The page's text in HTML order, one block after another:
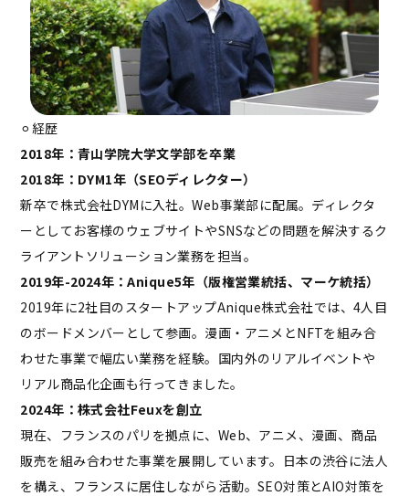
⚪︎経歴
2018年：青山学院大学文学部を卒業
2018年：DYM1年（SEOディレクター）
新卒で株式会社DYMに入社。Web事業部に配属。ディレクタ
ーとしてお客様のウェブサイトやSNSなどの問題を解決するク
ライアントソリューション業務を担当。
2019年-2024年：Anique5年（版権営業統括、マーケ統括）
2019年に2社目のスタートアップAnique株式会社では、4人目
のボードメンバーとして参画。漫画・アニメとNFTを組み合
わせた事業で幅広い業務を経験。国内外のリアルイベントや
リアル商品化企画も行ってきました。
2024年：株式会社Feuxを創立
現在、フランスのパリを拠点に、Web、アニメ、漫画、商品
販売を組み合わせた事業を展開しています。日本の渋谷に法人
を構え、フランスに居住しながら活動。SEO対策とAIO対策を